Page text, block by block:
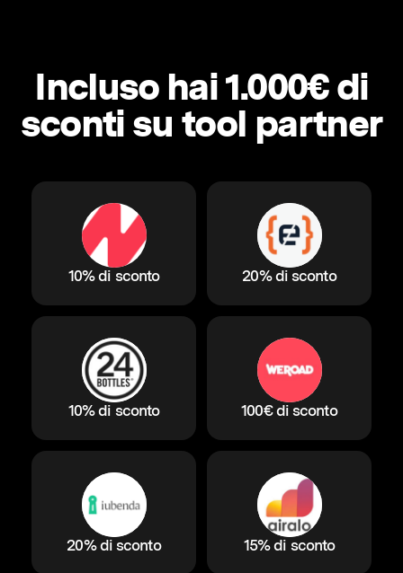
Incluso hai 1.000€ di
sconti su tool partner
10% di sconto 20% di sconto
10% di sconto 100€ di sconto
20% di sconto 15% di sconto